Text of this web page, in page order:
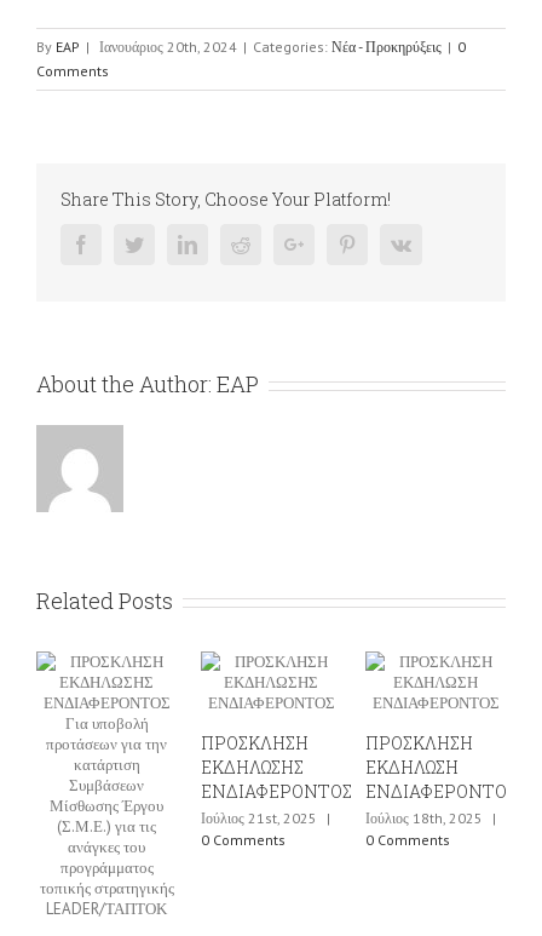
By EAP | Ιανουάριος 20th, 2024 | Categories: Νέα - Προκηρύξεις | 0
Comments
Share This Story, Choose Your Platform!
FacebookTwitterLinkedinRedditGoogle+ PinterestVk
About the Author: EAP
Related Posts
ΠΡΟΣΚΛΗΣΗ
ΕΚΔΗΛΩΣΗΣ
ΕΝΔΙΑΦΕΡΟΝΤΟΣ
Ιούλιος 21st, 2025 |
0 Comments
ΠΡΟΣΚΛΗΣΗ
ΕΚΔΗΛΩΣΗ
ΕΝΔΙΑΦΕΡΟΝΤΟΣ
Ιούλιος 18th, 2025 |
0 Comments